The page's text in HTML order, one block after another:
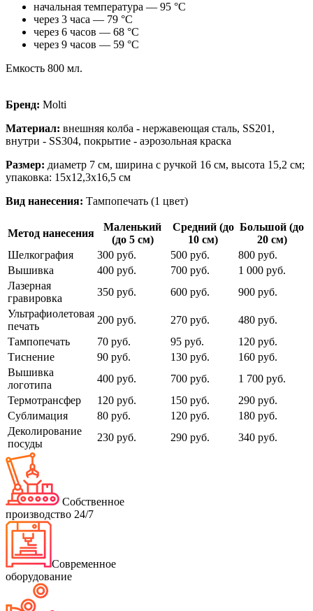
начальная температура — 95 °С
через 3 часа — 79 °С
через 6 часов — 68 °С
через 9 часов — 59 °С
Емкость 800 мл.
Бренд: Molti
Материал: внешняя колба - нержавеющая сталь, SS201,
внутри - SS304, покрытие - аэрозольная краска
Размер: диаметр 7 см, ширина с ручкой 16 см, высота 15,2 см;
упаковка: 15х12,3х16,5 см
Вид нанесения: Тампопечать (1 цвет)
Метод нанесения
Маленький
(до 5 см)
Средний (до
10 см)
Большой (до
20 см)
Шелкография
300 руб. 500 руб.
800 руб.
Вышивка
400 руб. 700 руб.
1 000 руб.
Лазерная
гравировка
350 руб. 600 руб.
900 руб.
Ультрафиолетовая
печать
200 руб. 270 руб.
480 руб.
Тампопечать
70 руб. 95 руб.
120 руб.
Тиснение
90 руб. 130 руб.
160 руб.
Вышивка
логотипа
400 руб. 700 руб.
1 700 руб.
Термотрансфер
120 руб. 150 руб.
290 руб.
Сублимация
80 руб. 120 руб.
180 руб.
Деколирование
посуды
230 руб. 290 руб. 340 руб.
Собственное
производство 24/7
Современное
оборудование